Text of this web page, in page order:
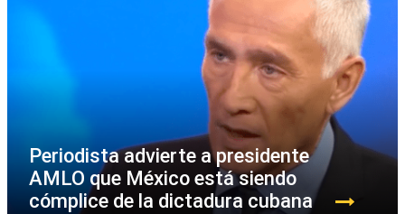
Periodista advierte a presidente
AMLO que México está siendo
cómplice de la dictadura cubana